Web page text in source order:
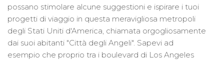
possano stimolare alcune suggestioni e ispirare i tuoi
progetti di viaggio in questa meravigliosa metropoli
degli Stati Uniti d'America, chiamata orgogliosamente
dai suoi abitanti "Città degli Angeli". Sapevi ad
esempio che proprio tra i boulevard di Los Angeles